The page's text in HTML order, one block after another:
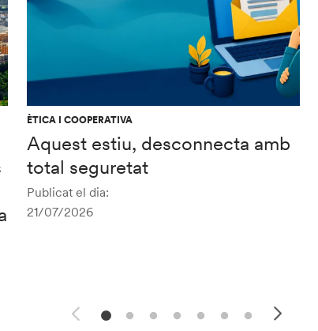
ÈTICA I COOPERATIVA
Aquest estiu, desconnecta amb
total seguretat
Publicat el dia:
21/07/2026